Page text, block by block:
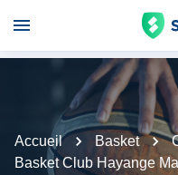
Accueil Basket
Basket Club Hayange